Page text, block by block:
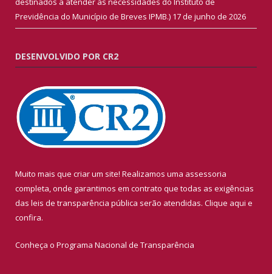
Previdência do Município de Breves IPMB.) 17 de junho de 2026
DESENVOLVIDO POR CR2
Muito mais que criar um site! Realizamos uma assessoria
completa, onde garantimos em contrato que todas as exigências
das leis de transparência pública serão atendidas. Clique aqui e
confira.
Conheça o Programa Nacional de Transparência